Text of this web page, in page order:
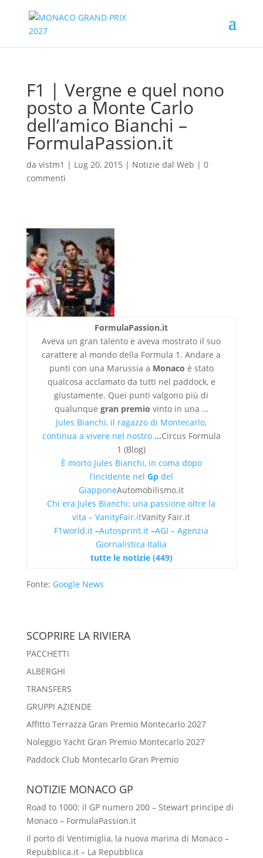
F1 | Vergne e quel nono
posto a Monte Carlo
dell’amico Bianchi –
FormulaPassion.it
da vistm1 | Lug 20, 2015 | Notizie dal Web | 0
commenti
FormulaPassion.it
Aveva un gran talento e aveva mostrato il suo
carattere al mondo della Formula 1. Andare a
punti con una Marussia a Monaco è stato
qualcosa acclamato da tutti nel paddock, e
giustamente. Quei punti valgono più di
qualunque gran premio vinto in una …
Jules Bianchi, il ragazzo di Montecarlo,
continua a vivere nel nostro …Circus Formula
1 (Blog)
È morto Jules Bianchi, in coma dopo
l’incidente nel Gpdel
GiapponeAutomobilismo.it
Chi era Jules Bianchi: una passione oltre la
vita – VanityFair.itVanity Fair.it
F1world.it –Autosprint.it –AGI – Agenzia
Giornalistica Italia
tutte le notizie (449)
Fonte: Google News
SCOPRIRE LA RIVIERA
PACCHETTI
ALBERGHI
TRANSFERS
GRUPPI AZIENDE
Affitto Terrazza Gran Premio Montecarlo 2027
Noleggio Yacht Gran Premio Montecarlo 2027
Paddock Club Montecarlo Gran Premio
NOTIZIE MONACO GP
Road to 1000: il GP numero 200 – Stewart principe di
Monaco – FormulaPassion.it
Il porto di Ventimiglia, la nuova marina di Monaco –
Repubblica.it – La Repubblica